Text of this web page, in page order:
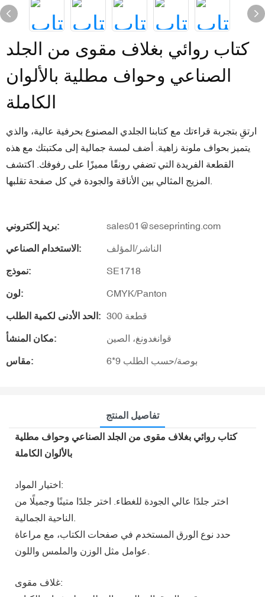
كتاب روائي بغلاف مقوى من الجلد
الصناعي وحواف مطلية بالألوان
الكاملة
ارتقِ بتجربة قراءتك مع كتابنا الجلدي المصنوع بحرفية عالية، والذي
يتميز بحواف ملونة زاهية. أضف لمسة جمالية إلى مكتبتك مع هذه
القطعة الفريدة التي تضفي رونقًا مميزًا على رفوفك. اكتشف
بريد إلكتروني: sales01@seseprinting.com
الاستخدام الصناعي: الناشر/المؤلف
نموذج: SE1718
لون: CMYK/Panton
الحد الأدنى لكمية الطلب: 300 قطعة
مكان المنشأ: قوانغدونغ، الصين
مقاس: 6*9 بوصة/حسب الطلب
تفاصيل المنتج
كتاب روائي بغلاف مقوى من الجلد الصناعي وحواف مطلية
بالألوان الكاملة
اختيار المواد:
اختر جلدًا عالي الجودة للغطاء. اختر جلدًا متينًا وجميلًا من
حدد نوع الورق المستخدم في صفحات الكتاب، مع مراعاة
غلاف مقوى: